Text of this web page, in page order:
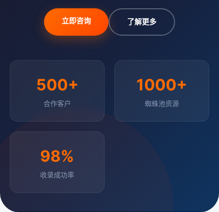
立即咨询 了解更多
500+
合作客户
1000+
蜘蛛池资源
98%
收录成功率